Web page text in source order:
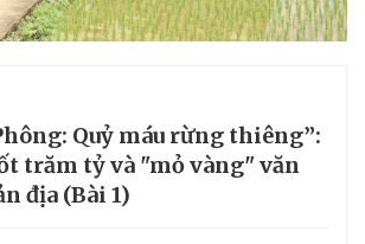
Quỷ máu rừng thiêng”:
trăm tỷ và "mỏ vàng" văn
địa (Bài 1)